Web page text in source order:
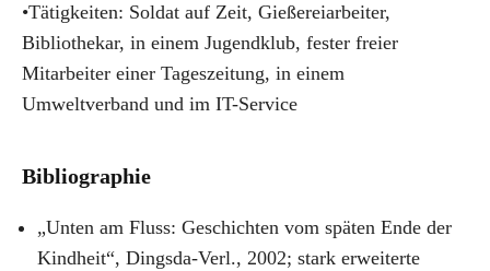
•Tätigkeiten: Soldat auf Zeit, Gießereiarbeiter,
Bibliothekar, in einem Jugendklub, fester freier
Mitarbeiter einer Tageszeitung, in einem
Umweltverband und im IT-Service
Bibliographie
„Unten am Fluss: Geschichten vom späten Ende der
Kindheit“, Dingsda-Verl., 2002; stark erweiterte